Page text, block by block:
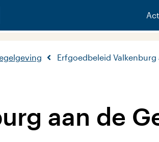
Erfgoedbeleid Valkenburg
aan de